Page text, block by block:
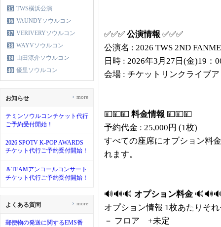
35 TWS横浜公演
36 VAUNDYソウルコン
37 VERIVERYソウルコン
38 WAYVソウルコン
39 山田涼介ソウルコン
40 優里ソウルコン
お知らせ
テミンソウルコンチケット代行
ご予約受付開始！
2026 SPOTV K-POP AWARDS
チケット代行ご予約受付開始！
＆TEAMアンコールコンサート
チケット代行ご予約受付開始！
› more
よくある質問
郵便物の発送に関するEMS番
› more
✅✅✅ 公演情報 ✅✅✅
公演名 : 2026 TWS 2ND
日時 : 2026年3月27日(金)19：
会場 : チケットリンクライブ
💴💴💴 料金情報 💴💴💴
予約代金 : 25,000円 (1枚)
すべての座席にオプション料
れます。
🔊🔊🔊 オプション料金
オプション情報 1枚あたりそ
－ フロア +未定